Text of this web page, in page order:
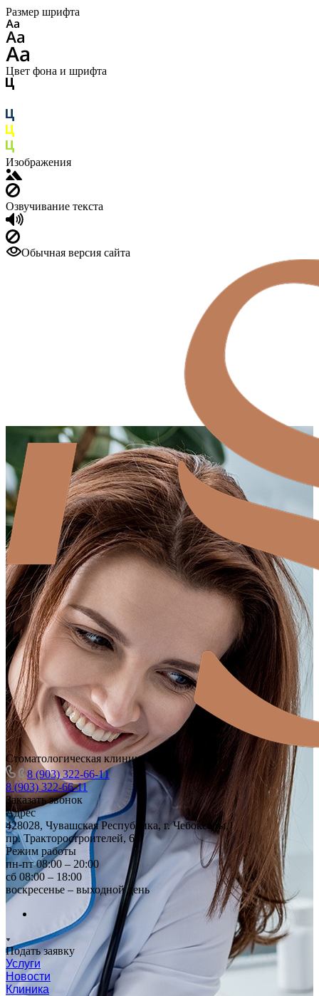
Размер шрифта
Цвет фона и шрифта
Изображения
Озвучивание текста
Обычная версия сайта
Стоматологическая клиника
8 (903) 322-66-11
8 (903) 322-66-11
Заказать звонок
Адрес
428028, Чувашская Республика, г. Чебоксары,
пр. Тракторостроителей, 64
Режим работы
пн-пт 08:00 – 20:00
сб 08:00 – 18:00
воскресенье – выходной день
Подать заявку
Услуги
Новости
Клиника